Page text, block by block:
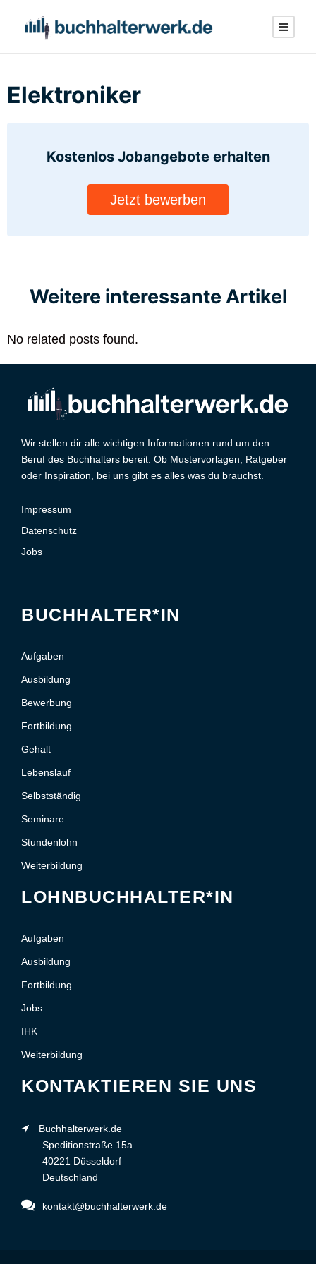
Elektroniker
Kostenlos Jobangebote erhalten
Jetzt bewerben
Weitere interessante Artikel
No related posts found.
Wir stellen dir alle wichtigen Informationen rund um den
Beruf des Buchhalters bereit. Ob Mustervorlagen, Ratgeber
oder Inspiration, bei uns gibt es alles was du brauchst.
Impressum
Datenschutz
Jobs
BUCHHALTER*IN
Aufgaben
Ausbildung
Bewerbung
Fortbildung
Gehalt
Lebenslauf
Selbstständig
Seminare
Stundenlohn
Weiterbildung
LOHNBUCHHALTER*IN
Aufgaben
Ausbildung
Fortbildung
Jobs
IHK
Weiterbildung
KONTAKTIEREN SIE UNS
Buchhalterwerk.de
Speditionstraße 15a
40221 Düsseldorf
Deutschland
kontakt@buchhalterwerk.de